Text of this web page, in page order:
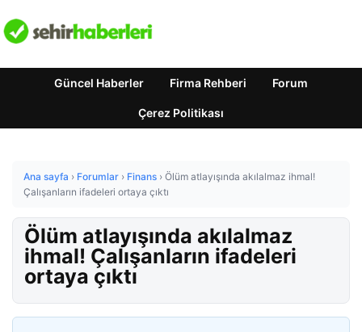
Güncel Haberler Firma Rehberi Forum
Çerez Politikası
Ana sayfa › Forumlar › Finans › Ölüm atlayışında akılalmaz ihmal!
Çalışanların ifadeleri ortaya çıktı
Ölüm atlayışında akılalmaz
ihmal! Çalışanların ifadeleri
ortaya çıktı